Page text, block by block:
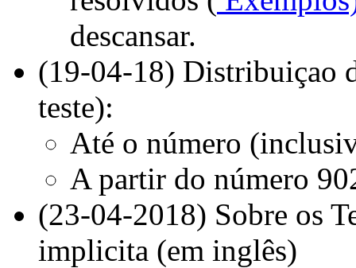
descansar.
(19-04-18) Distribuiçao
teste):
Até o número
A partir do número
(23-04-2018) Sobre os
implicita (em inglês)